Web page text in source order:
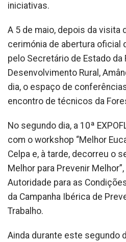
iniciativas.
A 5 de maio, depois da visita
cerimónia de abertura oficial
pelo Secretário de Estado da
Desenvolvimento Rural,
dia, o espaço de
encontro de técnicos da
No segundo dia, a 10ª
com o workshop “Melhor
Celpa e, à tarde, decorreu o
Melhor para Prevenir
Autoridade para as
da Campanha Ibérica de
Trabalho.
Ainda durante este segundo